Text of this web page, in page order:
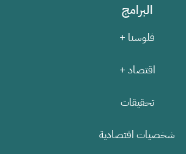
البرامج
فلوسنا +
اقتصاد +
تحقيقات
شخصيات اقتصادية